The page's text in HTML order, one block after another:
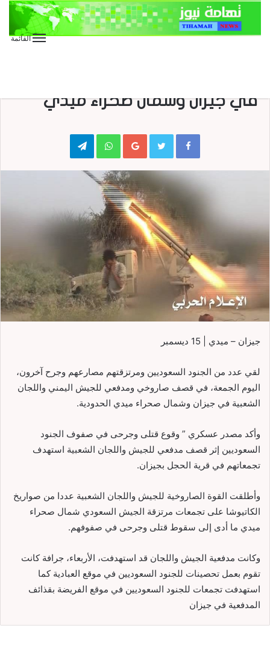
القائمة
في جيزان وشمال صحراء ميدي
Google+
WhatsApp
Telegram
جيزان – ميدي | 15 ديسمبر
لقي عدد من الجنود السعوديين ومرتزقتهم مصارعهم وجرح آخرون،
اليوم الجمعة، في قصف صاروخي ومدفعي للجيش اليمني واللجان
الشعبية في جيزان وشمال صحراء ميدي الحدودية.
وأكد مصدر عسكري ” وقوع قتلى وجرحى في صفوف الجنود
السعوديين إثر قصف مدفعي للجيش واللجان الشعبية استهدف
تجمعاتهم في قرية الحجل بجيزان.
وأطلقت القوة الصاروخية للجيش واللجان الشعبية عددا من صواريخ
الكاتيوشا على تجمعات مرتزقة الجيش السعودي شمال صحراء
ميدي ما أدى إلى سقوط قتلى وجرحى في صفوفهم.
وكانت مدفعية الجيش واللجان قد استهدفت، الأربعاء، جرافة كانت
تقوم بعمل تحصينات للجنود السعوديين في موقع العبادية كما
استهدفت تجمعات للجنود السعوديين في موقع الفريضة بقذائف
المدفعية في جيزان